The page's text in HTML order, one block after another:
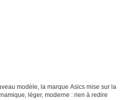
modèle, la marque Asics mise sur la
léger, moderne : rien à redire